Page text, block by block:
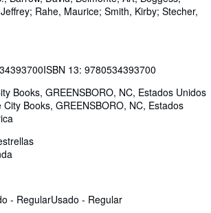
; Rahe, Maurice; Smith, Kirby; Stecher,
ISBN 13: 9780534393700
Books, GREENSBORO, NC, Estados Unidos
City Books, GREENSBORO, NC, Estados
- RegularUsado - Regular